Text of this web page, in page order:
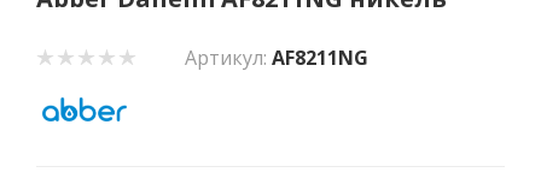
Артикул: AF8211NG